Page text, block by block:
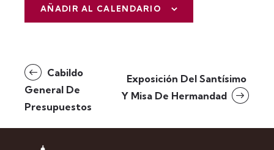
AÑADIR AL CALENDARIO
N
a
v
e
g
Cabildo
General De
Presupuestos
Exposición Del Santísimo
Y Misa De Hermandad